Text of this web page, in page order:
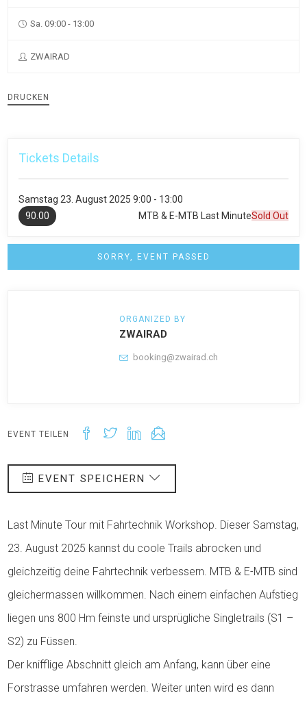
Sa. 09:00 - 13:00
ZWAIRAD
DRUCKEN
Tickets Details
Samstag 23. August 2025 9:00 - 13:00
MTB & E-MTB Last MinuteSold Out
90.00
SORRY, EVENT PASSED
ORGANIZED BY
ZWAIRAD
booking@zwairad.ch
EVENT TEILEN
EVENT SPEICHERN
Last Minute Tour mit Fahrtechnik Workshop. Dieser Samstag,
23. August 2025 kannst du coole Trails abrocken und
gleichzeitig deine Fahrtechnik verbessern. MTB & E-MTB sind
gleichermassen willkommen. Nach einem einfachen Aufstieg
liegen uns 800 Hm feinste und ursprügliche Singletrails (S1 –
S2) zu Füssen.
Der knifflige Abschnitt gleich am Anfang, kann über eine
Forstrasse umfahren werden. Weiter unten wird es dann